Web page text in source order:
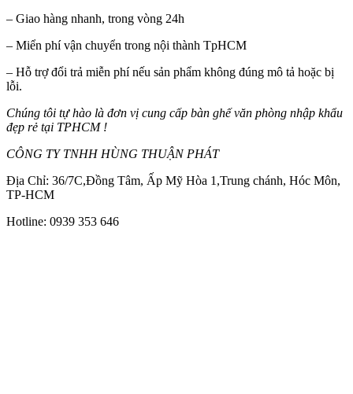
– Giao hàng nhanh, trong vòng 24h
– Miển phí vận chuyển trong nội thành TpHCM
– Hỗ trợ đổi trả miễn phí nếu sản phẩm không đúng mô tả hoặc bị
lỗi.
Chúng tôi tự hào là đơn vị cung cấp bàn ghế văn phòng nhập khẩu
đẹp rẻ tại TPHCM !
CÔNG TY TNHH HÙNG THUẬN PHÁT
Địa Chỉ: 36/7C,Đồng Tâm, Ấp Mỹ Hòa 1,Trung chánh, Hóc Môn,
TP-HCM
Hotline: 0939 353 646